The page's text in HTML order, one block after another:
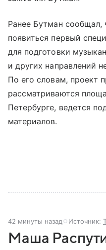
Ранее Бутман
появиться первый
для подготовки
и других направлений
По его словам, проект
рассматриваются
Петербурге, ведется
материалов.
42 минуты назад Источник:
Маша